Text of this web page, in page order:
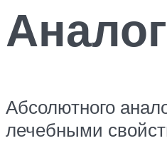
Абсолютного
лечебными